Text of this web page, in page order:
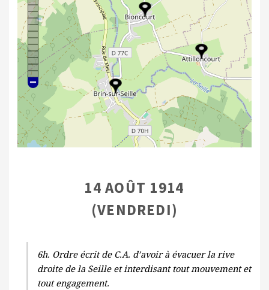
14 AOÛT 1914
(VENDREDI)
6h. Ordre écrit de C.A. d’avoir à évacuer la rive
droite de la Seille et interdisant tout mouvement et
tout engagement.